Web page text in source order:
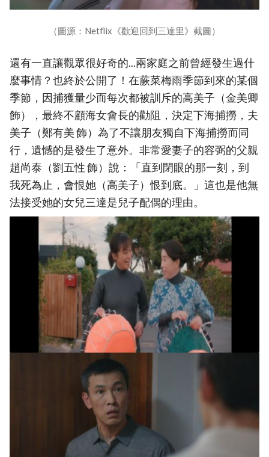
（圖源：Netflix《歡迎回到三達里》截圖）
還有一直讓觀眾很好奇的...兩家庭之前曾經發生過什
麼事情？也終於公開了！在蕨菜梅雨季節到來的某個
季節，因捕獲量少而每次都被訓斥的高美子（金美卿
飾），最終不顧海女會長的勸阻，決定下海捕撈，夫
美子（鄭有美 飾）為了不讓朋友獨自下海捕撈而同
行，遺憾的是發生了意外。非常愛妻子的容弼的父親
趙尚泰（劉五性 飾）說：「直到閉眼的那一刻，到
我死為止，會恨她（高美子）恨到底。」這也是他無
法接受她的女兒三達是兒子配偶的理由。